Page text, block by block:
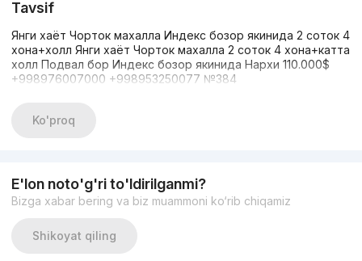
Tavsif
Янги хаёт Чорток махалла Индекс бозор якинида 2 соток 4
хона+холл Янги хаёт Чорток махалла 2 соток 4 хона+катта
холл Подвал бор Индекс бозор якинида Нархи 110.000$
+998976007000 +998953250077 №384
Ko'proq
E'lon noto'g'ri to'ldirilganmi?
Bizga xabar bering va biz muammoni ko‘rib chiqamiz
Shikoyat qiling